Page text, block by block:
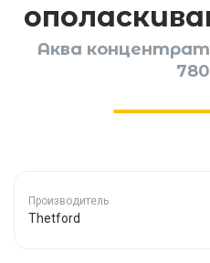
Аква
Производитель
Thetford